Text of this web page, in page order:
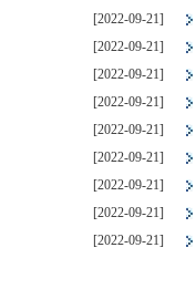
[2022-09-21]
[2022-09-21]
[2022-09-21]
[2022-09-21]
[2022-09-21]
[2022-09-21]
[2022-09-21]
[2022-09-21]
[2022-09-21]